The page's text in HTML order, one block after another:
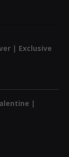
| Exclusive
|